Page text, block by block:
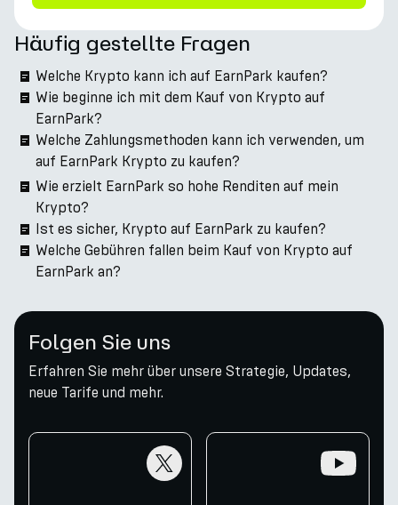
Häufig gestellte Fragen
Welche Krypto kann ich auf EarnPark kaufen?
Wie beginne ich mit dem Kauf von Krypto auf
EarnPark?
Welche Zahlungsmethoden kann ich verwenden, um
auf EarnPark Krypto zu kaufen?
Wie erzielt EarnPark so hohe Renditen auf mein
Krypto?
Ist es sicher, Krypto auf EarnPark zu kaufen?
Welche Gebühren fallen beim Kauf von Krypto auf
EarnPark an?
Folgen Sie uns
Erfahren Sie mehr über unsere Strategie, Updates,
neue Tarife und mehr.